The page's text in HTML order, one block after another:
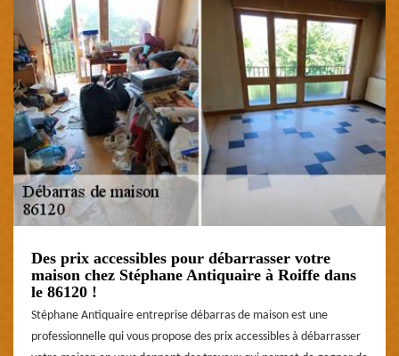
Des prix accessibles pour débarrasser votre
maison chez Stéphane Antiquaire à Roiffe dans
le 86120 !
Stéphane Antiquaire entreprise débarras de maison est une
professionnelle qui vous propose des prix accessibles à débarrasser